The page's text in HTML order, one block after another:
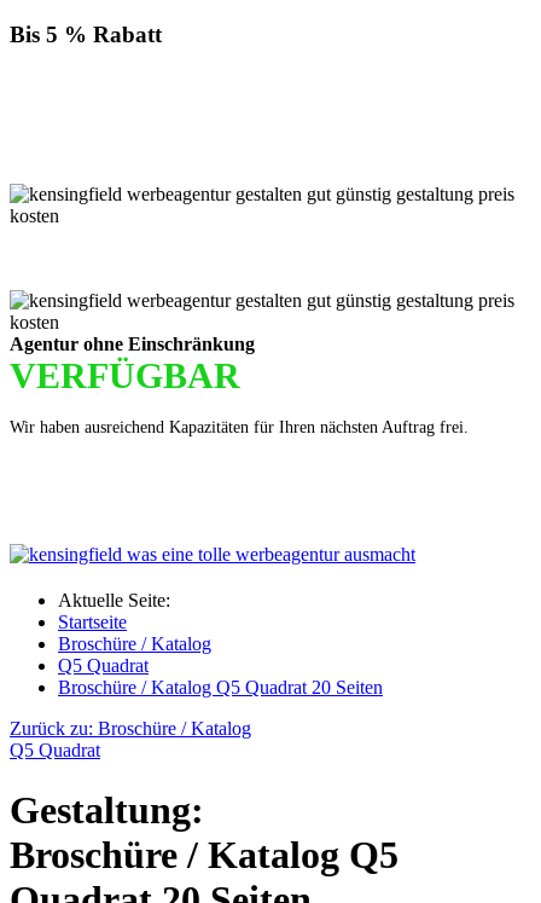
Bis 5 % Rabatt
Agentur ohne Einschränkung
VERFÜGBAR
Wir haben ausreichend Kapazitäten für Ihren nächsten Auftrag frei.
Aktuelle Seite:
Startseite
Broschüre / Katalog
Q5 Quadrat
Broschüre / Katalog Q5 Quadrat 20 Seiten
Zurück zu: Broschüre / Katalog
Q5 Quadrat
Gestaltung:
Broschüre / Katalog Q5